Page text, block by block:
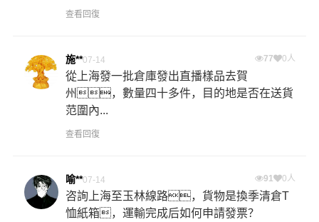
查看回復
施**07-14 77 0人
從上海發一批倉庫發出直播樣品去賀
州，數量四十多件，目的地是否在送貨
范圍內...
查看回復
喻**07-14 91 0人
咨詢上海至玉林線路，貨物是換季清倉T
恤紙箱，運輸完成后如何申請發票？